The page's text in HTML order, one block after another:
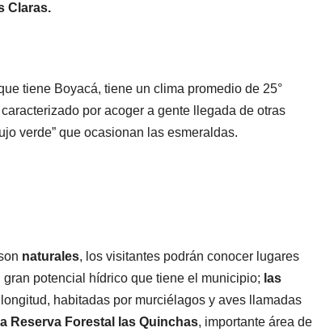
Claras.
tiene Boyacá, tiene un clima promedio de 25°
por acoger a gente llegada de otras
verde” que ocasionan las esmeraldas.
naturales, los visitantes podrán conocer lugares
potencial hídrico que tiene el municipio; las
habitadas por murciélagos y aves llamadas
Reserva Forestal las Quinchas, importante área de